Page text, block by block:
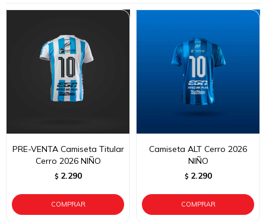
PRE-VENTA Camiseta Titular
Cerro 2026 NIÑO
$ 2.290
Camiseta ALT Cerro 2026
NIÑO
$ 2.290